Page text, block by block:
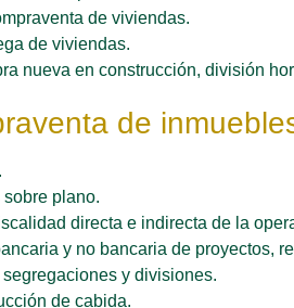
de viviendas.
de viviendas.
nueva en construcción, división
de
plano.
directa e indirecta de la
y no bancaria de proyectos,
y divisiones.
de cabida.